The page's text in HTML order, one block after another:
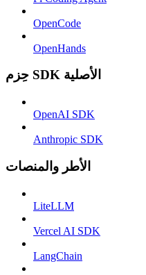
OpenCode
OpenHands
حِزم SDK الأصلية
OpenAI SDK
Anthropic SDK
الأطر والمنصات
LiteLLM
Vercel AI SDK
LangChain